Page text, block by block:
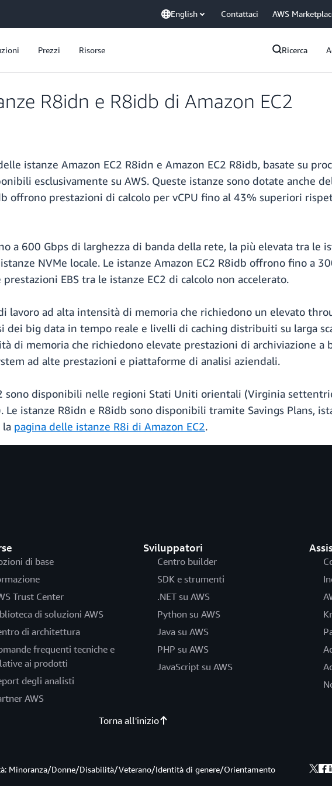
English Contattaci AWS
Prezzi Risorse Ricerca
R8idn e R8idb di Amazon EC2
istanze Amazon EC2 R8idn e Amazon EC2 R8idb, basate su
esclusivamente su AWS. Queste istanze sono dotate anche
offrono prestazioni di calcolo per vCPU fino al 43% superiori
a 600 Gbps di larghezza di banda della rete, la più elevata tra le
NVMe locale. Le istanze Amazon EC2 R8idb offrono fino a
EBS tra le istanze EC2 di calcolo non accelerato.
lavoro ad alta intensità di memoria che richiedono un elevato
dei big data in tempo reale e livelli di caching distribuiti su larga
di memoria che richiedono elevate prestazioni di archiviazione a
ad alte prestazioni e piattaforme di analisi aziendali.
sono disponibili nelle regioni Stati Uniti orientali (Virginia
Le istanze R8idn e R8idb sono disponibili tramite Savings Plans,
la pagina delle istanze R8i di Amazon EC2.
di base
Trust Center
di soluzioni AWS
di architettura
frequenti tecniche e
ai prodotti
degli analisti
AWS
Sviluppatori
Centro builder
SDK e strumenti
.NET su AWS
Python su AWS
Java su AWS
PHP su AWS
JavaScript su AWS
Torna all'inizio
Minoranza/Donne/Disabilità/Veterano/Identità di genere/Orientamento